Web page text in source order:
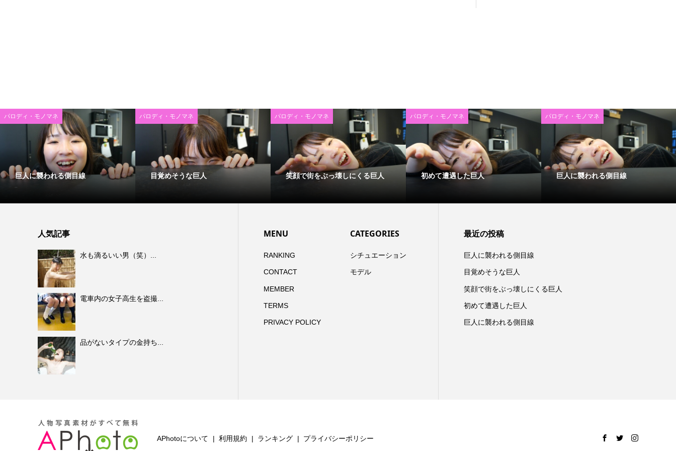
パロディ・モノマネ
巨人に襲われる側目線
パロディ・モノマネ
目覚めそうな巨人
パロディ・モノマネ
笑顔で街をぶっ壊しにくる巨人
パロディ・モノマネ
初めて遭遇した巨人
パロディ・モノマネ
巨人に襲われる側目線
人気記事
水も滴るいい男（笑）...
電車内の女子高生を盗撮...
品がないタイプの金持ち...
MENU
RANKING
CONTACT
MEMBER
TERMS
PRIVACY POLICY
CATEGORIES
シチュエーション
モデル
最近の投稿
巨人に襲われる側目線
目覚めそうな巨人
笑顔で街をぶっ壊しにくる巨人
初めて遭遇した巨人
巨人に襲われる側目線
APhotoについて 利用規約 ランキング プライバシーポリシー